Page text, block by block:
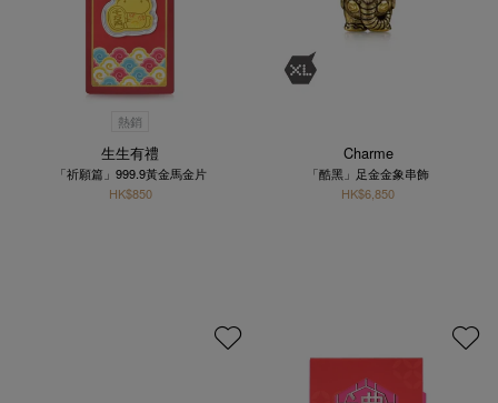
熱銷
生生有禮
「祈願篇」999.9黃金馬金片
HK$850
Charme
「酷黑」足金金象串飾
HK$6,850